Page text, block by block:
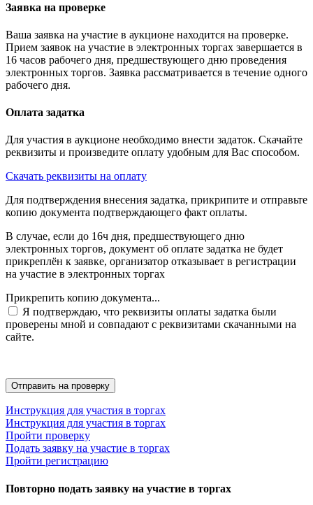
Заявка на проверке
Ваша заявка на участие в аукционе находится на проверке.
Прием заявок на участие в электронных торгах завершается в
16 часов рабочего дня, предшествующего дню проведения
электронных торгов. Заявка рассматривается в течение одного
рабочего дня.
Оплата задатка
Для участия в аукционе необходимо внести задаток. Скачайте
реквизиты и произведите оплату удобным для Вас способом.
Скачать реквизиты на оплату
Для подтверждения внесения задатка, прикрипите и отправьте
копию документа подтверждающего факт оплаты.
В случае, если до 16ч дня, предшествующего дню
электронных торгов, документ об оплате задатка не будет
прикреплён к заявке, организатор отказывает в регистрации
на участие в электронных торгах
Прикрепить копию документа...
Я подтверждаю, что реквизиты оплаты задатка были
проверены мной и совпадают с реквизитами скачанными на
сайте.
Инструкция для участия в торгах
Инструкция для участия в торгах
Пройти проверку
Подать заявку на участие в торгах
Пройти регистрацию
Повторно подать заявку на участие в торгах